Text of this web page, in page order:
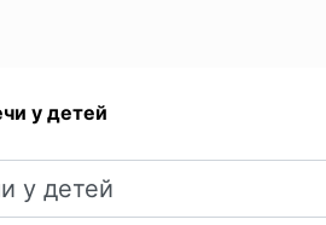
у детей